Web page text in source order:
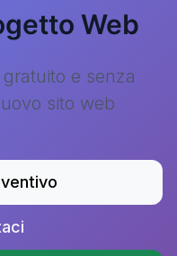
Web
e senza
sito web